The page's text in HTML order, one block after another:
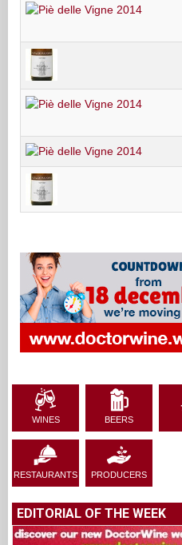
WINES BEERS
RESTAURANTS PRODUCERS
EDITORIAL OF THE WEEK